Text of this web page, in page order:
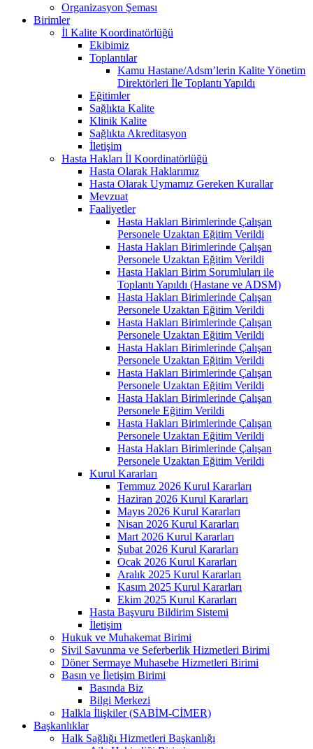
Organizasyon Şeması
Birimler
İl Kalite Koordinatörlüğü
Ekibimiz
Toplantılar
Kamu Hastane/Adsm’lerin Kalite Yönetim
Direktörleri İle Toplantı Yapıldı
Eğitimler
Sağlıkta Kalite
Klinik Kalite
Sağlıkta Akreditasyon
İletişim
Hasta Hakları İl Koordinatörlüğü
Hasta Olarak Haklarımız
Hasta Olarak Uymamız Gereken Kurallar
Mevzuat
Faaliyetler
Hasta Hakları Birimlerinde Çalışan
Personele Uzaktan Eğitim Verildi
Hasta Hakları Birimlerinde Çalışan
Personele Uzaktan Eğitim Verildi
Hasta Hakları Birim Sorumluları ile
Toplantı Yapıldı (Hastane ve ADSM)
Hasta Hakları Birimlerinde Çalışan
Personele Uzaktan Eğitim Verildi
Hasta Hakları Birimlerinde Çalışan
Personele Uzaktan Eğitim Verildi
Hasta Hakları Birimlerinde Çalışan
Personele Uzaktan Eğitim Verildi
Hasta Hakları Birimlerinde Çalışan
Personele Uzaktan Eğitim Verildi
Hasta Hakları Birimlerinde Çalışan
Personele Eğitim Verildi
Hasta Hakları Birimlerinde Çalışan
Personele Uzaktan Eğitim Verildi
Hasta Hakları Birimlerinde Çalışan
Personele Uzaktan Eğitim Verildi
Kurul Kararları
Temmuz 2026 Kurul Kararları
Haziran 2026 Kurul Kararları
Mayıs 2026 Kurul Kararları
Nisan 2026 Kurul Kararları
Mart 2026 Kurul Kararları
Şubat 2026 Kurul Kararları
Ocak 2026 Kurul Kararları
Aralık 2025 Kurul Kararları
Kasım 2025 Kurul Kararları
Ekim 2025 Kurul Kararları
Hasta Başvuru Bildirim Sistemi
İletişim
Hukuk ve Muhakemat Birimi
Sivil Savunma ve Seferberlik Hizmetleri Birimi
Döner Sermaye Muhasebe Hizmetleri Birimi
Basın ve İletişim Birimi
Basında Biz
Bilgi Merkezi
Halkla İlişkiler (SABİM-CİMER)
Başkanlıklar
Halk Sağlığı Hizmetleri Başkanlığı